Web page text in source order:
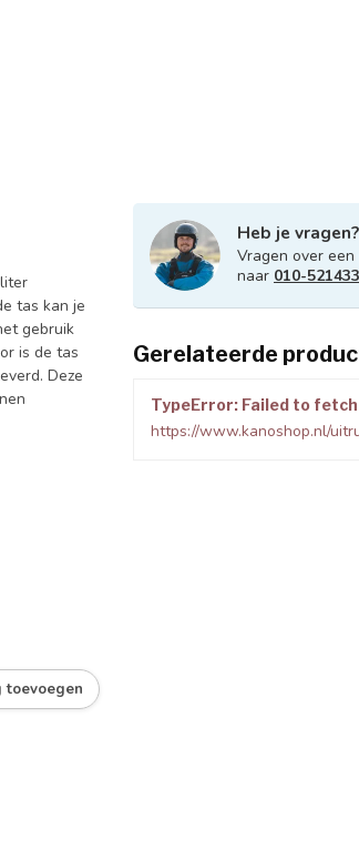
tas kan je
gebruik
is de tas
Deze
toevoegen
Heb je vragen?
Vragen over
naar 010-
Gerelateerde
TypeError: Failed to fetch
https://www.kanoshop.nl/